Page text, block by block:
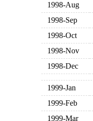
1998-Aug
1998-Sep
1998-Oct
1998-Nov
1998-Dec
1999-Jan
1999-Feb
1999-Mar